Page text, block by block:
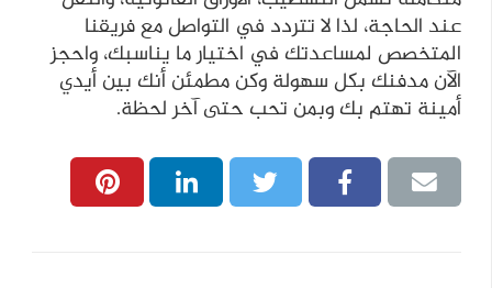
عند الحاجة، لذا لا تتردد في التواصل مع فريقنا
المتخصص لمساعدتك في اختيار ما يناسبك، واحجز
الآن مدفنك بكل سهولة وكن مطمئن أنك بين أيدي
أمينة تهتم بك وبمن تحب حتى آخر لحظة.